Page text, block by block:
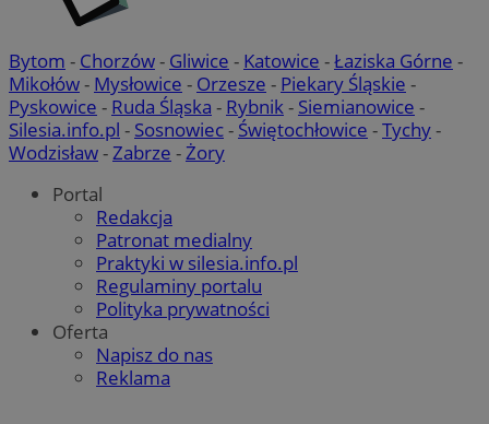
Bytom - Chorzów- Gliwice - Katowice -Łaziska Górne -
Mikołów- Mysłowice - Orzesze - Piekary Śląskie -
Pyskowice - Ruda Śląska - Rybnik- Siemianowice -
Silesia.info.pl - Sosnowiec- Świętochłowice -Tychy-
Wodzisław-Zabrze -Żory
Portal
Redakcja
Patronat medialny
Praktyki w silesia.info.pl
Regulaminy portalu
Polityka prywatności
Oferta
Napisz do nas
Reklama